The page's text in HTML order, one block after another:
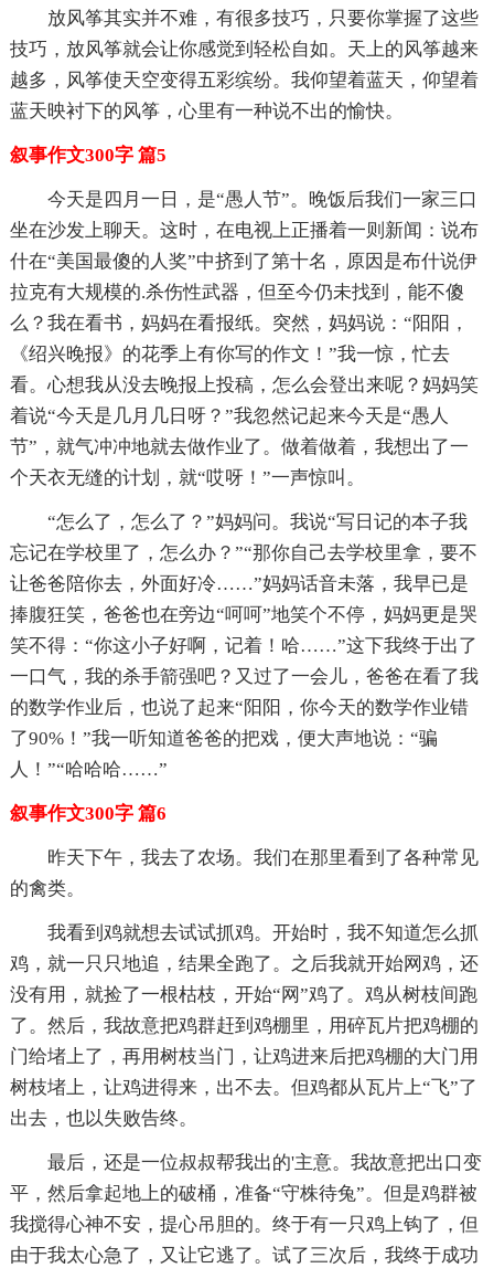
放风筝其实并不难，有很多技巧，只要你掌握了这些
技巧，放风筝就会让你感觉到轻松自如。天上的风筝越来
越多，风筝使天空变得五彩缤纷。我仰望着蓝天，仰望着
蓝天映衬下的风筝，心里有一种说不出的愉快。
叙事作文300字 篇5
今天是四月一日，是“愚人节”。晚饭后我们一家三口
坐在沙发上聊天。这时，在电视上正播着一则新闻：说布
什在“美国最傻的人奖”中挤到了第十名，原因是布什说伊
拉克有大规模的.杀伤性武器，但至今仍未找到，能不傻
么？我在看书，妈妈在看报纸。突然，妈妈说：“阳阳，
《绍兴晚报》的花季上有你写的作文！”我一惊，忙去
看。心想我从没去晚报上投稿，怎么会登出来呢？妈妈笑
着说“今天是几月几日呀？”我忽然记起来今天是“愚人
节”，就气冲冲地就去做作业了。做着做着，我想出了一
个天衣无缝的计划，就“哎呀！”一声惊叫。
“怎么了，怎么了？”妈妈问。我说“写日记的本子我
忘记在学校里了，怎么办？”“那你自己去学校里拿，要不
让爸爸陪你去，外面好冷……”妈妈话音未落，我早已是
捧腹狂笑，爸爸也在旁边“呵呵”地笑个不停，妈妈更是哭
笑不得：“你这小子好啊，记着！哈……”这下我终于出了
一口气，我的杀手箭强吧？又过了一会儿，爸爸在看了我
的数学作业后，也说了起来“阳阳，你今天的数学作业错
了90%！”我一听知道爸爸的把戏，便大声地说：“骗
人！”“哈哈哈……”
叙事作文300字 篇6
昨天下午，我去了农场。我们在那里看到了各种常见
的禽类。
我看到鸡就想去试试抓鸡。开始时，我不知道怎么抓
鸡，就一只只地追，结果全跑了。之后我就开始网鸡，还
没有用，就捡了一根枯枝，开始“网”鸡了。鸡从树枝间跑
了。然后，我故意把鸡群赶到鸡棚里，用碎瓦片把鸡棚的
门给堵上了，再用树枝当门，让鸡进来后把鸡棚的大门用
树枝堵上，让鸡进得来，出不去。但鸡都从瓦片上“飞”了
出去，也以失败告终。
最后，还是一位叔叔帮我出的'主意。我故意把出口变
平，然后拿起地上的破桶，准备“守株待兔”。但是鸡群被
我搅得心神不安，提心吊胆的。终于有一只鸡上钩了，但
由于我太心急了，又让它逃了。试了三次后，我终于成功